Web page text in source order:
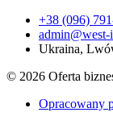
+38 (096)
admin@west-
Ukraina,
© 2026 Oferta
Opracowany